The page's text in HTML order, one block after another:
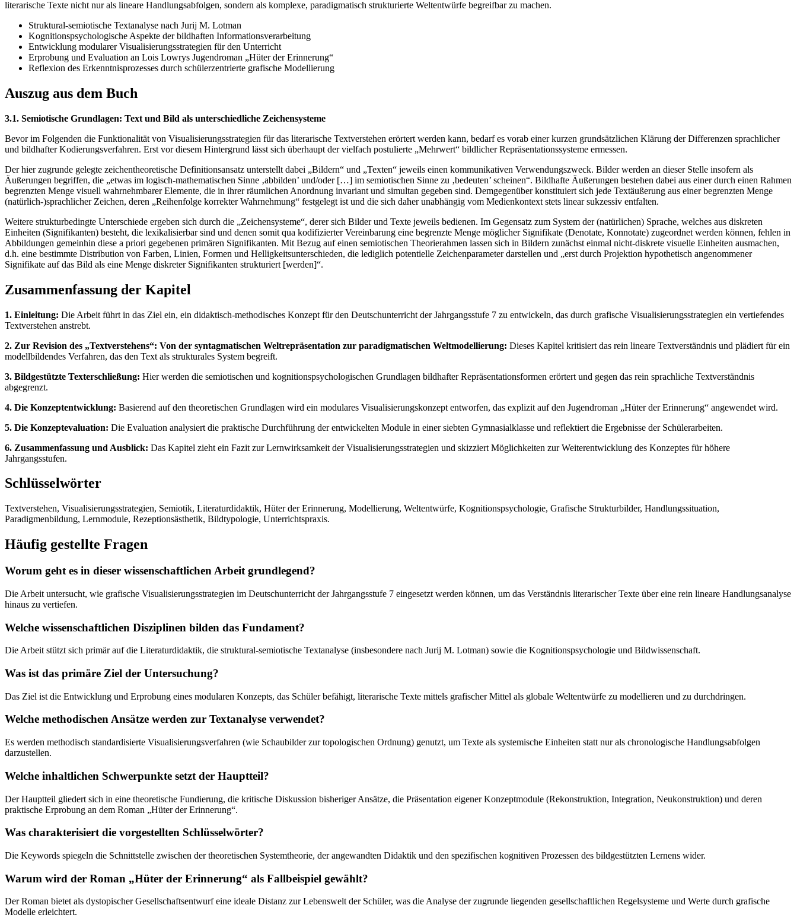
literarische Texte nicht nur als lineare Handlungsabfolgen, sondern als komplexe, paradigmatisch strukturierte Weltentwürfe begreifbar zu machen.
Struktural-semiotische Textanalyse nach Jurij M. Lotman
Kognitionspsychologische Aspekte der bildhaften Informationsverarbeitung
Entwicklung modularer Visualisierungsstrategien für den Unterricht
Erprobung und Evaluation an Lois Lowrys Jugendroman „Hüter der Erinnerung“
Reflexion des Erkenntnisprozesses durch schülerzentrierte grafische Modellierung
Auszug aus dem Buch
3.1. Semiotische Grundlagen: Text und Bild als unterschiedliche Zeichensysteme
Bevor im Folgenden die Funktionalität von Visualisierungsstrategien für das literarische Textverstehen erörtert werden kann, bedarf es vorab einer kurzen grundsätzlichen Klärung der Differenzen sprachlicher
und bildhafter Kodierungsverfahren. Erst vor diesem Hintergrund lässt sich überhaupt der vielfach postulierte „Mehrwert“ bildlicher Repräsentationssysteme ermessen.
Der hier zugrunde gelegte zeichentheoretische Definitionsansatz unterstellt dabei „Bildern“ und „Texten“ jeweils einen kommunikativen Verwendungszweck. Bilder werden an dieser Stelle insofern als
Äußerungen begriffen, die „etwas im logisch-mathematischen Sinne ‚abbilden’ und/oder […] im semiotischen Sinne zu ‚bedeuten’ scheinen“. Bildhafte Äußerungen bestehen dabei aus einer durch einen Rahmen
begrenzten Menge visuell wahrnehmbarer Elemente, die in ihrer räumlichen Anordnung invariant und simultan gegeben sind. Demgegenüber konstituiert sich jede Textäußerung aus einer begrenzten Menge
(natürlich-)sprachlicher Zeichen, deren „Reihenfolge korrekter Wahrnehmung“ festgelegt ist und die sich daher unabhängig vom Medienkontext stets linear sukzessiv entfalten.
Weitere strukturbedingte Unterschiede ergeben sich durch die „Zeichensysteme“, derer sich Bilder und Texte jeweils bedienen. Im Gegensatz zum System der (natürlichen) Sprache, welches aus diskreten
Einheiten (Signifikanten) besteht, die lexikalisierbar sind und denen somit qua kodifizierter Vereinbarung eine begrenzte Menge möglicher Signifikate (Denotate, Konnotate) zugeordnet werden können, fehlen in
Abbildungen gemeinhin diese a priori gegebenen primären Signifikanten. Mit Bezug auf einen semiotischen Theorierahmen lassen sich in Bildern zunächst einmal nicht-diskrete visuelle Einheiten ausmachen,
d.h. eine bestimmte Distribution von Farben, Linien, Formen und Helligkeitsunterschieden, die lediglich potentielle Zeichenparameter darstellen und „erst durch Projektion hypothetisch angenommener
Signifikate auf das Bild als eine Menge diskreter Signifikanten strukturiert [werden]“.
Zusammenfassung der Kapitel
1. Einleitung: Die Arbeit führt in das Ziel ein, ein didaktisch-methodisches Konzept für den Deutschunterricht der Jahrgangsstufe 7 zu entwickeln, das durch grafische Visualisierungsstrategien ein vertiefendes
Textverstehen anstrebt.
2. Zur Revision des „Textverstehens“: Von der syntagmatischen Weltrepräsentation zur paradigmatischen Weltmodellierung: Dieses Kapitel kritisiert das rein lineare Textverständnis und plädiert für ein
modellbildendes Verfahren, das den Text als strukturales System begreift.
3. Bildgestützte Texterschließung: Hier werden die semiotischen und kognitionspsychologischen Grundlagen bildhafter Repräsentationsformen erörtert und gegen das rein sprachliche Textverständnis
abgegrenzt.
4. Die Konzeptentwicklung: Basierend auf den theoretischen Grundlagen wird ein modulares Visualisierungskonzept entworfen, das explizit auf den Jugendroman „Hüter der Erinnerung“ angewendet wird.
5. Die Konzeptevaluation: Die Evaluation analysiert die praktische Durchführung der entwickelten Module in einer siebten Gymnasialklasse und reflektiert die Ergebnisse der Schülerarbeiten.
6. Zusammenfassung und Ausblick: Das Kapitel zieht ein Fazit zur Lernwirksamkeit der Visualisierungsstrategien und skizziert Möglichkeiten zur Weiterentwicklung des Konzeptes für höhere
Jahrgangsstufen.
Schlüsselwörter
Textverstehen, Visualisierungsstrategien, Semiotik, Literaturdidaktik, Hüter der Erinnerung, Modellierung, Weltentwürfe, Kognitionspsychologie, Grafische Strukturbilder, Handlungssituation,
Paradigmenbildung, Lernmodule, Rezeptionsästhetik, Bildtypologie, Unterrichtspraxis.
Häufig gestellte Fragen
Worum geht es in dieser wissenschaftlichen Arbeit grundlegend?
Die Arbeit untersucht, wie grafische Visualisierungsstrategien im Deutschunterricht der Jahrgangsstufe 7 eingesetzt werden können, um das Verständnis literarischer Texte über eine rein lineare Handlungsanalyse
hinaus zu vertiefen.
Welche wissenschaftlichen Disziplinen bilden das Fundament?
Die Arbeit stützt sich primär auf die Literaturdidaktik, die struktural-semiotische Textanalyse (insbesondere nach Jurij M. Lotman) sowie die Kognitionspsychologie und Bildwissenschaft.
Was ist das primäre Ziel der Untersuchung?
Das Ziel ist die Entwicklung und Erprobung eines modularen Konzepts, das Schüler befähigt, literarische Texte mittels grafischer Mittel als globale Weltentwürfe zu modellieren und zu durchdringen.
Welche methodischen Ansätze werden zur Textanalyse verwendet?
Es werden methodisch standardisierte Visualisierungsverfahren (wie Schaubilder zur topologischen Ordnung) genutzt, um Texte als systemische Einheiten statt nur als chronologische Handlungsabfolgen
darzustellen.
Welche inhaltlichen Schwerpunkte setzt der Hauptteil?
Der Hauptteil gliedert sich in eine theoretische Fundierung, die kritische Diskussion bisheriger Ansätze, die Präsentation eigener Konzeptmodule (Rekonstruktion, Integration, Neukonstruktion) und deren
praktische Erprobung an dem Roman „Hüter der Erinnerung“.
Was charakterisiert die vorgestellten Schlüsselwörter?
Die Keywords spiegeln die Schnittstelle zwischen der theoretischen Systemtheorie, der angewandten Didaktik und den spezifischen kognitiven Prozessen des bildgestützten Lernens wider.
Warum wird der Roman „Hüter der Erinnerung“ als Fallbeispiel gewählt?
Der Roman bietet als dystopischer Gesellschaftsentwurf eine ideale Distanz zur Lebenswelt der Schüler, was die Analyse der zugrunde liegenden gesellschaftlichen Regelsysteme und Werte durch grafische
Modelle erleichtert.